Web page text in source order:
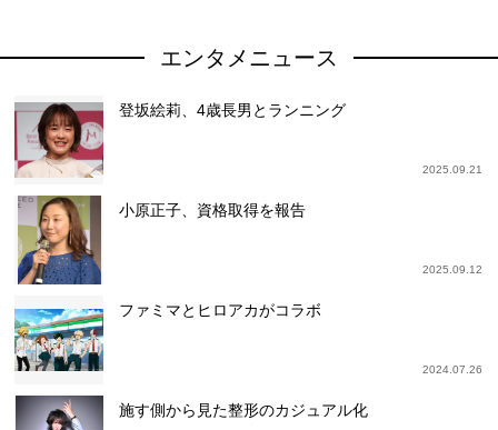
エンタメニュース
登坂絵莉、4歳長男とランニング
2025.09.21
小原正子、資格取得を報告
2025.09.12
ファミマとヒロアカがコラボ
2024.07.26
施す側から見た整形のカジュアル化